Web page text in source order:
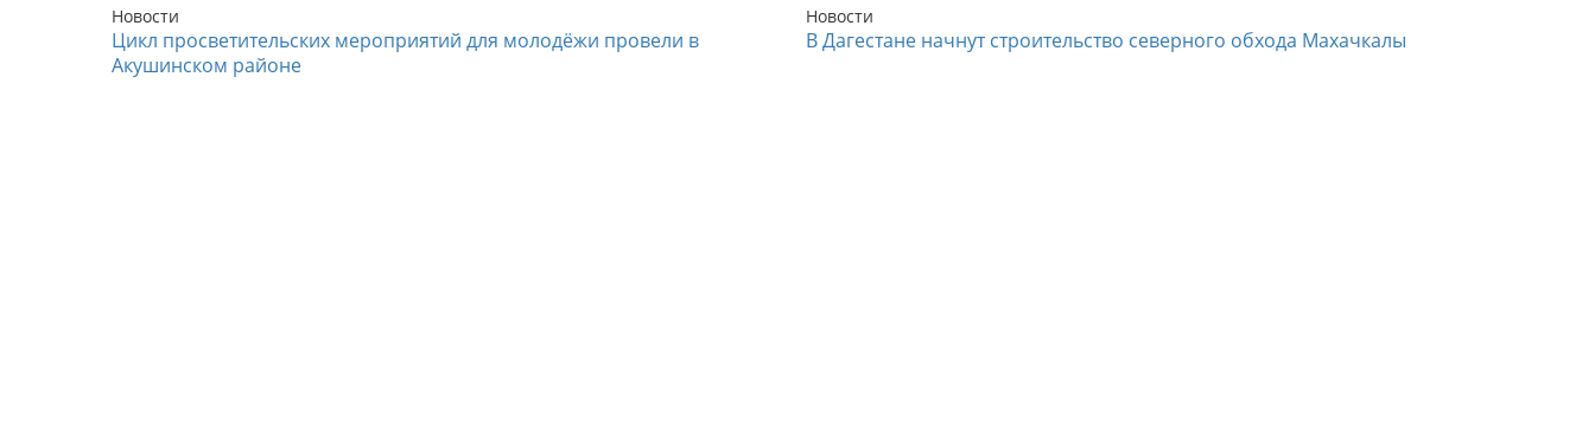
Новости
Цикл просветительских мероприятий для молодёжи провели в
Акушинском районе
Новости
В Дагестане начнут строительство северного обхода Махачкалы